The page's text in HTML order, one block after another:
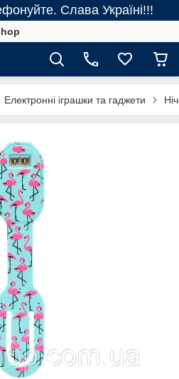
Слава Україні!!!
Електронні іграшки та гаджети